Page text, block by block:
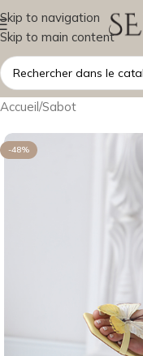
Skip to navigation
Skip to main content
Accueil/Sabot
-48%